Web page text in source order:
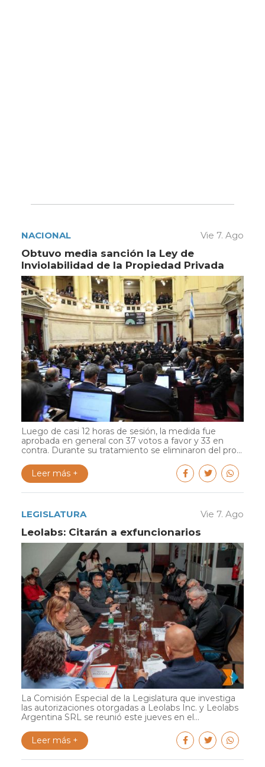
NACIONAL Vie 7. Ago
Obtuvo media sanción la Ley de
Inviolabilidad de la Propiedad Privada
Luego de casi 12 horas de sesión, la medida fue
aprobada en general con 37 votos a favor y 33 en
contra. Durante su tratamiento se eliminaron del pro...
Leer más +
LEGISLATURA Vie 7. Ago
Leolabs: Citarán a exfuncionarios
La Comisión Especial de la Legislatura que investiga
las autorizaciones otorgadas a Leolabs Inc. y Leolabs
Argentina SRL se reunió este jueves en el...
Leer más +